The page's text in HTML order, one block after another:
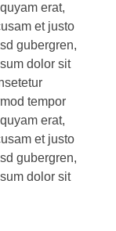
erat,
et justo
gubergren,
dolor sit
tempor
erat,
et justo
gubergren,
dolor sit